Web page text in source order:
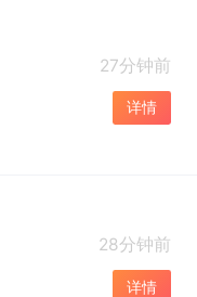
27分钟前
详情
28分钟前
详情